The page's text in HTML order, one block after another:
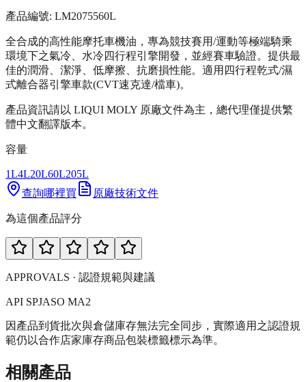
產品編號: LM2075560L
全合成的高性能摩托車機油，專為競技賽用/運動等極端騎乘
環境下之氣冷、水冷四行程引擎開發，並經賽車驗證。提供最
佳的潤滑、潔淨、低摩擦、抗磨損性能。適用四行程乾式/濕
式離合器引擎車款(CVT速克達/檔車)。
產品資訊請以 LIQUI MOLY 原廠文件為主，總代理僅提供繁
體中文翻譯版本。
容量
1L4L20L60L205L
查詢哪裡買
原廠技術文件
為這個產品評分
APPROVALS · 認證規範與建議
API SPJASO MA2
因產品到貨批次與倉儲庫存無法完全同步，實際適用之認證規
範仍以合作店家庫存商品包裝標籤標示為準。
相關產品